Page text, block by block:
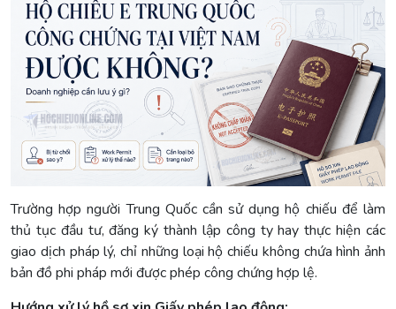
Trường hợp người Trung Quốc cần sử dụng hộ chiếu để làm
thủ tục đầu tư, đăng ký thành lập công ty hay thực hiện các
giao dịch pháp lý, chỉ những loại hộ chiếu không chứa hình ảnh
bản đồ phi pháp mới được phép công chứng hợp lệ.